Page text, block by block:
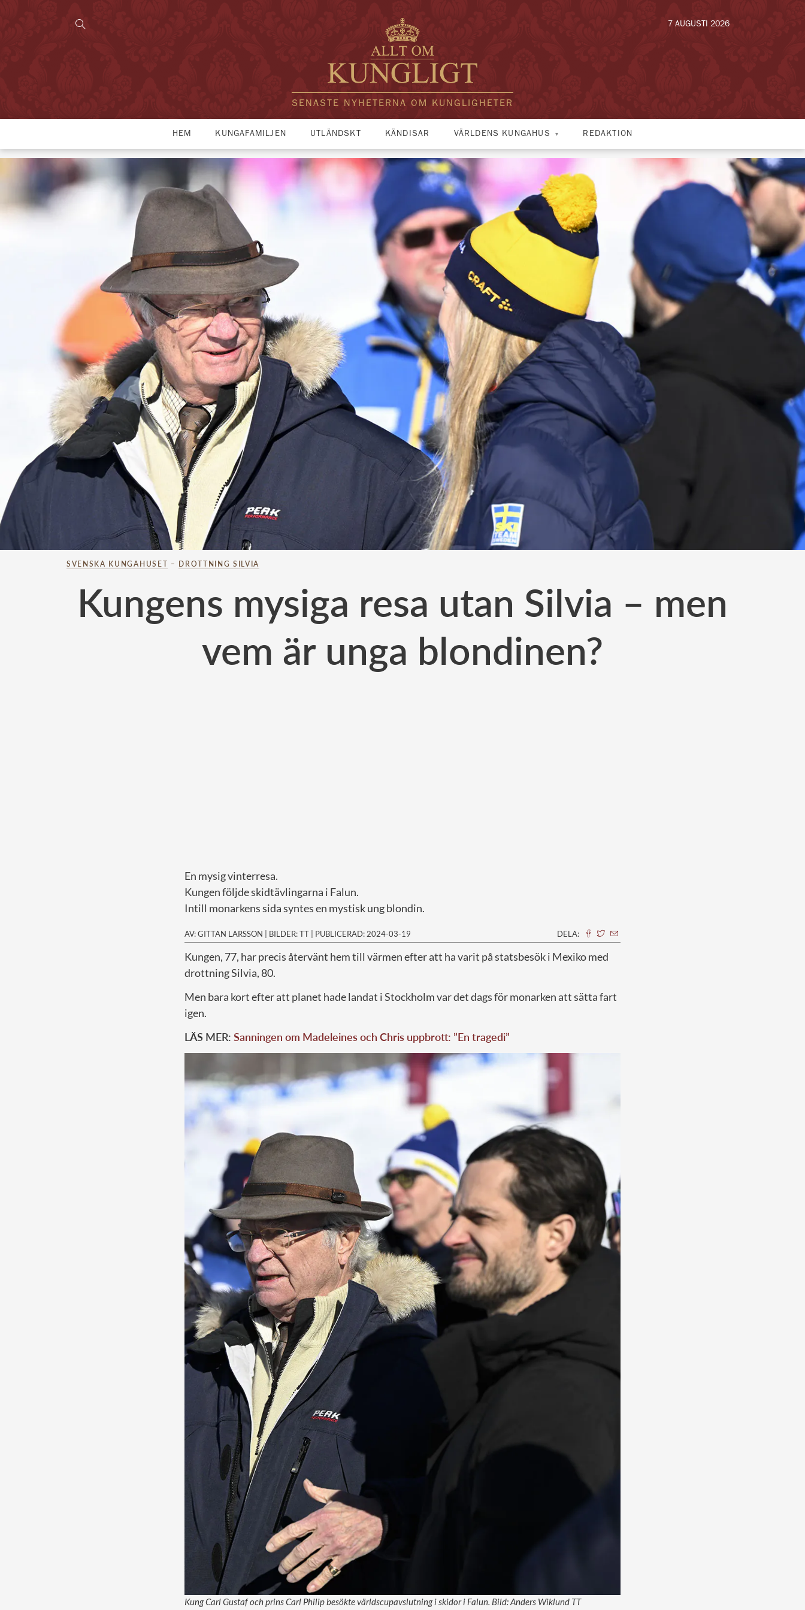
SENASTE NYHETERNA OM KUNGLIGHETER
7 AUGUSTI 2026
HEM KUNGAFAMILJEN UTLÄNDSKT KÄNDISAR VÄRLDENS KUNGAHUS REDAKTION
SVENSKA KUNGAHUSET – DROTTNING SILVIA
Kungens mysiga resa utan Silvia – men
vem är unga blondinen?
En mysig vinterresa.
Kungen följde skidtävlingarna i Falun.
Intill monarkens sida syntes en mystisk ung blondin.
AV: GITTAN LARSSON | BILDER: TT | PUBLICERAD: 2024-03-19 DELA:
Kungen, 77, har precis återvänt hem till värmen efter att ha varit på statsbesök i Mexiko med
drottning Silvia, 80.
Men bara kort efter att planet hade landat i Stockholm var det dags för monarken att sätta fart
igen.
LÄS MER: Sanningen om Madeleines och Chris uppbrott: ”En tragedi”
Kung Carl Gustaf och prins Carl Philip besökte världscupavslutning i skidor i Falun. Bild: Anders Wiklund TT